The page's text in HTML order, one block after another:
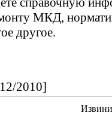
МКД,
другое.
2010]